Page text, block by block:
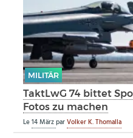
MILITÄR
TaktLwG 74 bittet
Fotos zu machen
Le14 MärzparVolker K. Thomalla